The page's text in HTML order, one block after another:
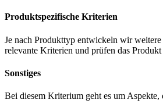
Produktspezifische Kriterien
Je nach Produkttyp entwickeln wir
relevante Kriterien und prüfen das
Sonstiges
Bei diesem Kriterium geht es um